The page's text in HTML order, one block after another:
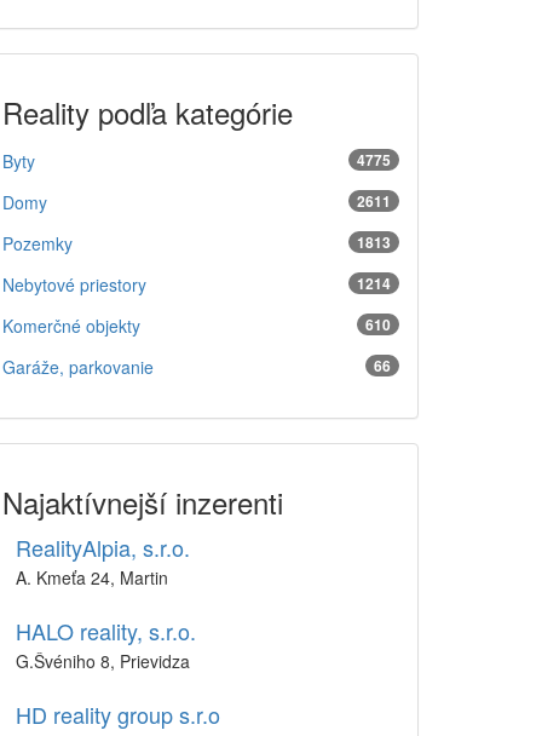
Reality podľa kategórie
4775
Byty
2611
Domy
1813
Pozemky
1214
Nebytové priestory
610
Komerčné objekty
66
Garáže, parkovanie
Najaktívnejší inzerenti
RealityAlpia, s.r.o.
A. Kmeťa 24, Martin
HALO reality, s.r.o.
G.Švéniho 8, Prievidza
HD reality group s.r.o